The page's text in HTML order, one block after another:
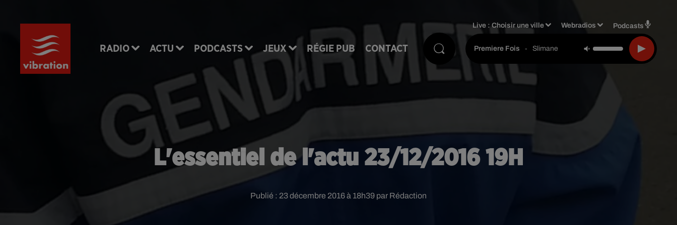
RADIO ACTU PODCASTS JEUX RÉGIE PUB CONTACT
Live :Choisir une ville Webradios Podcasts
Premiere Fois - Slimane
L'essentiel de l'actu 23/12/2016 19H
Publié : 23 décembre 2016 à 18h39 par Rédaction